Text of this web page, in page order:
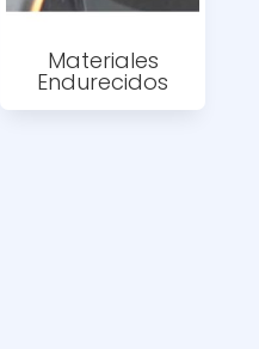
Materiales
Endurecidos